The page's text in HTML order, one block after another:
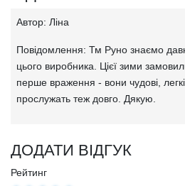
Автор: Ліна
Повідомлення: Тм Руно знаємо
цього виробника. Цієї зими
перше враження - вони чудові,
прослужать теж довго. Дякую.
ДОДАТИ ВІДГУК
Рейтинг